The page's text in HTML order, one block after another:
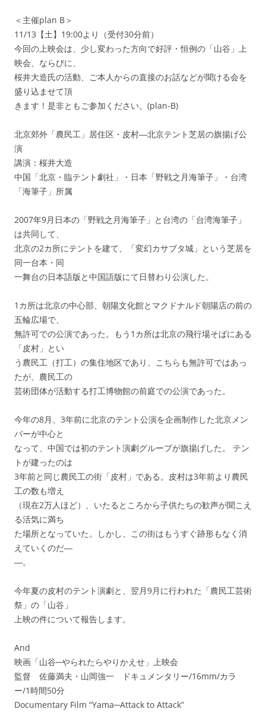
＜主催plan B＞
11/13【土】19:00より（受付30分前）
今回の上映会は、少し変わった方向で好評・恒例の「山谷」上
映会、ならびに、
桜井大造氏の活動、ご本人からの直接のお話などが聞ける会を
盛り込ませて頂
きます！是非ともご参加ください。(plan-B)
北京郊外「農民工」居住区・皮村―北京テント芝居の旗揚げ公
演
講演：桜井大造
中国「北京・臨テント劇社」・日本「野戦之月海筆子」・台湾
「海筆子」所属
2007年9月日本の「野戦之月海筆子」と台湾の「台湾海筆子」
は共同して、
北京の2カ所にテントを建て、「変幻カサブタ城」という芝居を
同一台本・同
一舞台の日本語版と中国語版にて日替わり公演した。
1カ所は北京の中心部、朝陽文化館とマクドナルド朝陽店の前の
五輪広場で、
無許可での公演であった。もう1カ所は北京の飛行場そばにある
「皮村」とい
う農民工（打工）の集住地区であり、こちらも無許可ではあっ
たが、農民工の
芸術団体が活動する打工博物館の前庭での公演であった。
今年の8月、3年前に北京のテント公演を企画制作した北京メン
バーが中心と
なって、中国では初のテント演劇グループが旗揚げした。 テン
トが建ったのは
3年前と同じ農民工の街「皮村」である。皮村は3年前より農民
工の数も増え
（現在2万人ほど）、いたるところから子供たちの歓声が聞こえ
る活気に満ち
た場所となっていた。しかし、この街はもうすぐ跡形もなく消
えていくのだ―
―。
今年夏の皮村のテント演劇と、翌月9月に行われた「農民工芸術
祭」の「山谷」
上映の件について報告します。
And
映画「山谷─やられたらやりかえせ」上映会
監督 佐藤満夫・山岡強一 ドキュメンタリー/16mm/カラ
ー/1時間50分
Documentary Film “Yama─Attack to Attack”